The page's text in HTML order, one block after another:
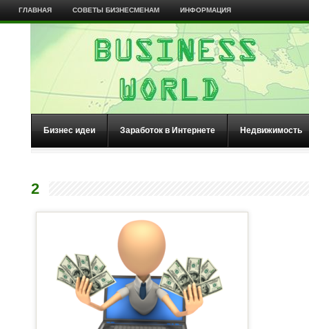
ГЛАВНАЯ СОВЕТЫ БИЗНЕСМЕНАМ ИНФОРМАЦИЯ
Бизнес идеи Заработок в Интернете Недвижимость
2